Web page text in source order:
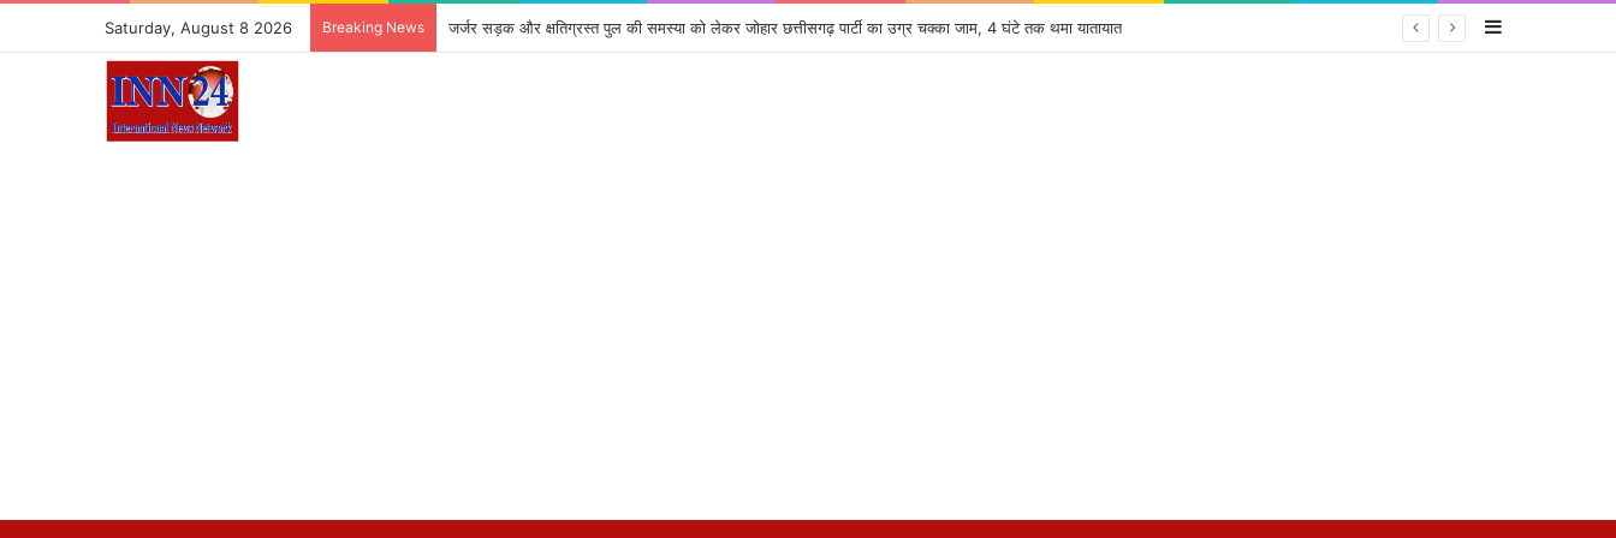
Saturday, August 8 2026 Breaking News जर्जर सड़क और क्षतिग्रस्त पुल की समस्या को लेकर जोहार छत्तीसगढ़ पार्टी का उग्र चक्का जाम, 4 घंटे तक थमा यातायात Sidebar